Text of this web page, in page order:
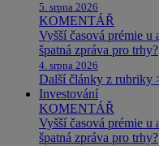
5. srpna 2026
KOMENTÁŘ
Vyšší časová prémie u
špatná zpráva pro trhy?
4. srpna 2026
Další články z rubriky
Investování
KOMENTÁŘ
Vyšší časová prémie u
špatná zpráva pro trhy?